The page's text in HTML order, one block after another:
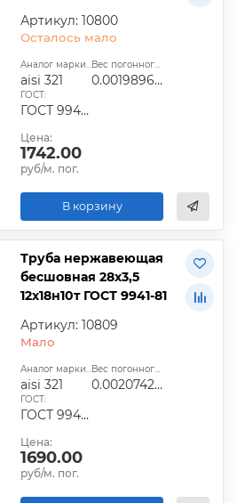
Артикул: 10800
Осталось мало
Аналог марки стали:
aisi 321
Вес погонного метра, т.:
0.0019896275
ГОСТ:
ГОСТ 9940-81, ГОСТ 9941-81, ГОСТ 24030-80, ГОСТ 10498-82
Цена:
1742.00
руб/м. пог.
В корзину
Труба нержавеющая
бесшовная 28х3,5
12х18н10т ГОСТ 9941-81
Артикул: 10809
Мало
Аналог марки стали:
aisi 321
Вес погонного метра, т.:
0.0020742925
ГОСТ:
ГОСТ 9940-81, ГОСТ 9941-81, ГОСТ 24030-80, ГОСТ 10498-82
Цена:
1690.00
руб/м. пог.